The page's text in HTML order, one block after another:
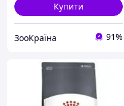
Купити
ЗооКраїна 91%